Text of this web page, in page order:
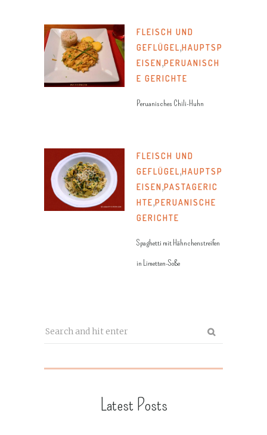
FLEISCH UND
GEFLÜGEL,HAUPTSP
EISEN,PERUANISCH
E GERICHTE
Peruanisches Chili-Huhn
FLEISCH UND
GEFLÜGEL,HAUPTSP
EISEN,PASTAGERIC
HTE,PERUANISCHE
GERICHTE
Spaghetti mit Hähnchenstreifen
in Limetten-Soße
Latest Posts